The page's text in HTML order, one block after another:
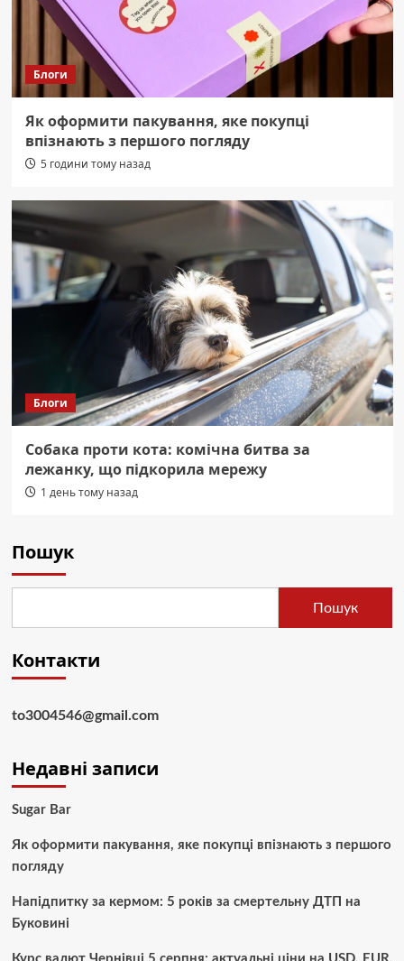
Блоги
Як оформити пакування, яке покупці
впізнають з першого погляду
5 години тому назад
Блоги
Собака проти кота: комічна битва за
лежанку, що підкорила мережу
1 день тому назад
Пошук
Пошук
Контакти
to3004546@gmail.com
Недавні записи
Sugar Bar
Як оформити пакування, яке покупці впізнають з першого
погляду
Напідпитку за кермом: 5 років за смертельну ДТП на
Буковині